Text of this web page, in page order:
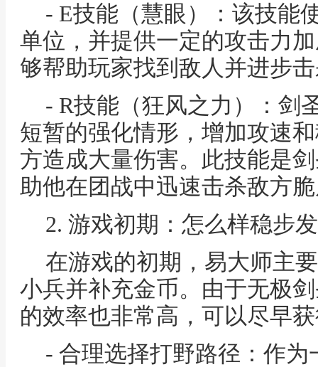
- E技能（慧眼）：该技能
单位，并提供一定的攻击力
够帮助玩家找到敌人并进步
- R技能（狂风之力）：剑
短暂的强化情形，增加攻速
方造成大量伤害。此技能是
助他在团战中迅速击杀敌方
2. 游戏初期：怎么样稳步
在游戏的初期，易大师主
小兵并补充金币。由于无极
的效率也非常高，可以尽早
- 合理选择打野路径：作